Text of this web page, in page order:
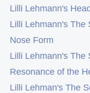
Lilli Lehmann's
Lilli Lehmann's The
Nose Form
Lilli Lehmann's The
Resonance of the
Lilli Lehman's The